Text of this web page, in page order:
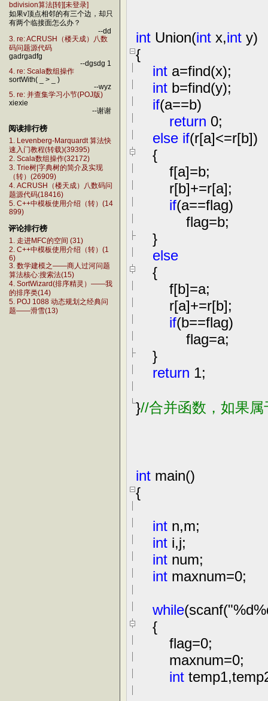
bdivision算法[转][未登录]
如果v顶点相邻的有三个边，却只
有两个临接面怎么办？
--dd
3. re: ACRUSH（楼天成）八数
码问题源代码
gadrgadfg
--dgsdg 1
4. re: Scala数组操作
sortWith( _ > _ )
--wyz
5. re: 并查集学习小节(POJ版)
xiexie
--谢谢
阅读排行榜
1. Levenberg-Marquardt 算法快
速入门教程(转载)(39395)
2. Scala数组操作(32172)
3. Trie树|字典树的简介及实现
（转）(26909)
4. ACRUSH（楼天成）八数码问
题源代码(18416)
5. C++中模板使用介绍（转）(14
899)
评论排行榜
1. 走进MFC的空间 (31)
2. C++中模板使用介绍（转）(1
6)
3. 数学建模之——商人过河问题
算法核心:搜索法(15)
4. SortWizard(排序精灵）——我
的排序类(14)
5. POJ 1088 动态规划之经典问
题——滑雪(13)
int Union(int x,int y)
{
int a=find(x);
int b=find(y);
if(a==b)
return 0;
else if(r[a]<=r[b])
{
f[a]=b;
r[b]+=r[a];
if(a==flag)
flag=b;
}
else
{
f[b]=a;
r[a]+=r[b];
if(b==flag)
flag=a;
}
return 1;
}//合并函数，如果
int main()
{
int n,m;
int i,j;
int num;
int maxnum=0;
while(scanf("
{
flag=0;
maxnum=0;
int